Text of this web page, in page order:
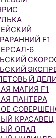
F1
6
МАГИЯ F1
ПАНТЕРА
КРАСАВЕЦ
ОПАЛ